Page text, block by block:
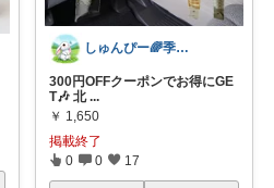
しゅんぴー🌈季節家電専門店✨
300円OFFクーポンでお得にGE
T🎶 北 ...
￥ 1,650
掲載終了
0 0 17